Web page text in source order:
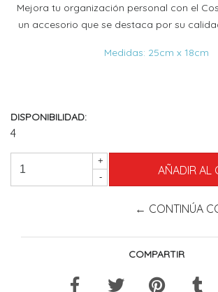
Mejora tu organización personal con el
un accesorio que se destaca por su
Medidas: 25cm x 18cm
DISPONIBILIDAD:
4
+
-
← CONTINÚA
COMPARTIR